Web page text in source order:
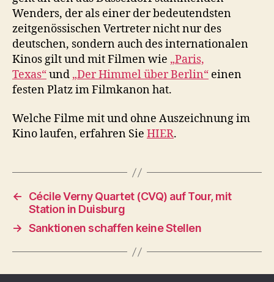
Wenders, der als einer der bedeutendsten
zeitgenössischen Vertreter nicht nur des
deutschen, sondern auch des internationalen
Kinos gilt und mit Filmen wie „Paris,
Texas“und „Der Himmel über Berlin“ einen
festen Platz im Filmkanon hat.
Welche Filme mit und ohne Auszeichnung im
Kino laufen, erfahren Sie HIER.
←
Cécile Verny Quartet (CVQ) auf Tour, mit
Station in Duisburg
→ Sanktionen schaffen keine Stellen